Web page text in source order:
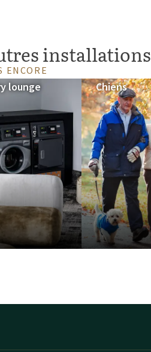
installations
ENCORE
lounge Chiens